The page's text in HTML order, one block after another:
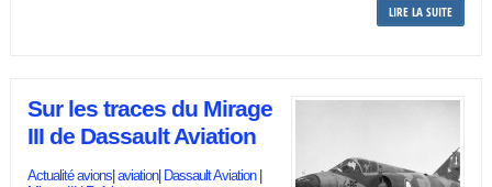
LIRE LA SUITE
Sur les traces du Mirage
III de Dassault Aviation
Actualité avions|aviation| Dassault Aviation|